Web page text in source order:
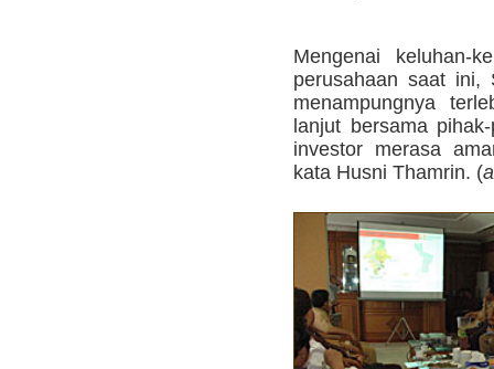
Mengenai keluhan-
perusahaan saat ini,
menampungnya
lanjut bersama
investor merasa
kata Husni Thamrin. (